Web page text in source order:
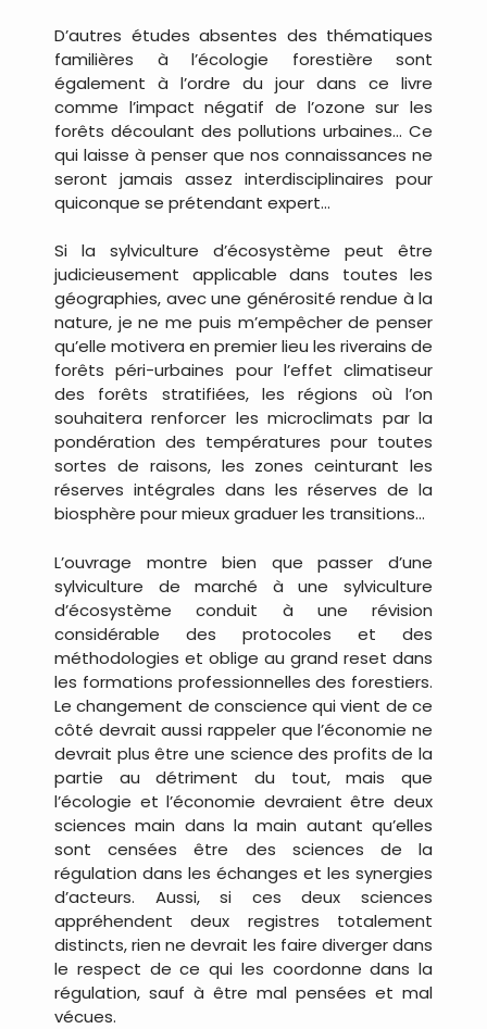
D’autres études absentes des thématiques
familières à l’écologie forestière sont
également à l’ordre du jour dans ce livre
comme l’impact négatif de l’ozone sur les
forêts découlant des pollutions urbaines… Ce
qui laisse à penser que nos connaissances ne
seront jamais assez interdisciplinaires pour
quiconque se prétendant expert…
Si la sylviculture d’écosystème peut être
judicieusement applicable dans toutes les
géographies, avec une générosité rendue à la
nature, je ne me puis m’empêcher de penser
qu’elle motivera en premier lieu les riverains de
forêts péri-urbaines pour l’effet climatiseur
des forêts stratifiées, les régions où l’on
souhaitera renforcer les microclimats par la
pondération des températures pour toutes
sortes de raisons, les zones ceinturant les
réserves intégrales dans les réserves de la
biosphère pour mieux graduer les transitions…
L’ouvrage montre bien que passer d’une
sylviculture de marché à une sylviculture
d’écosystème conduit à une révision
considérable des protocoles et des
méthodologies et oblige au grand reset dans
les formations professionnelles des forestiers.
Le changement de conscience qui vient de ce
côté devrait aussi rappeler que l’économie ne
devrait plus être une science des profits de la
partie au détriment du tout, mais que
l’écologie et l’économie devraient être deux
sciences main dans la main autant qu’elles
sont censées être des sciences de la
régulation dans les échanges et les synergies
d’acteurs. Aussi, si ces deux sciences
appréhendent deux registres totalement
distincts, rien ne devrait les faire diverger dans
le respect de ce qui les coordonne dans la
régulation, sauf à être mal pensées et mal
vécues.